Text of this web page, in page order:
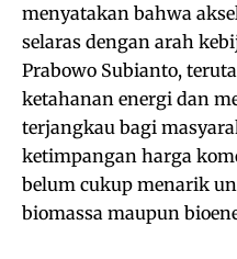
menyatakan bahwa
selaras dengan arah
Prabowo Subianto,
ketahanan energi dan
terjangkau bagi
ketimpangan harga
belum cukup menarik
biomassa maupun